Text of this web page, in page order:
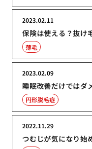
保険は使える？抜け
2023.02.11
薄毛
睡眠改善だけではダ
2023.02.09
円形脱毛症
つむじが気になり始
2022.11.29